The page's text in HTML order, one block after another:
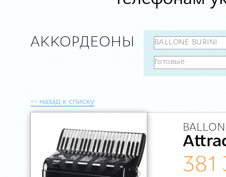
АККОРДЕОНЫ
<< назад к списку
381